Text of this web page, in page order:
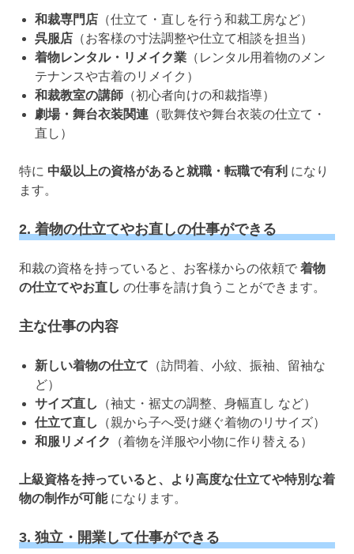
和裁専門店 （仕立て・直しを行う和裁工房など）
呉服店 （お客様の寸法調整や仕立て相談を担当）
着物レンタル・リメイク業 （レンタル用着物のメン
テナンスや古着のリメイク）
和裁教室の講師 （初心者向けの和裁指導）
劇場・舞台衣装関連 （歌舞伎や舞台衣装の仕立て・
直し）
特に 中級以上の資格があると就職・転職で有利 になり
ます。
2. 着物の仕立てやお直しの仕事ができる
和裁の資格を持っていると、お客様からの依頼で 着物
の仕立てやお直し の仕事を請け負うことができます。
主な仕事の内容
新しい着物の仕立て （訪問着、小紋、振袖、留袖な
ど）
サイズ直し
（袖丈・裾丈の調整、身幅直し など）
仕立て直し
（親から子へ受け継ぐ着物のリサイズ）
和服リメイク
（着物を洋服や小物に作り替える）
上級資格を持っていると、より高度な仕立てや特別な着
物の制作が可能になります。
3. 独立・開業して仕事ができる